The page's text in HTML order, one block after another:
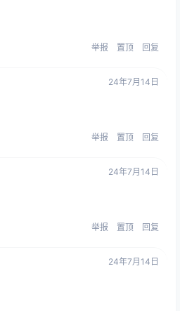
举报 置顶 回复
24年7月14日
举报 置顶 回复
24年7月14日
举报 置顶 回复
24年7月14日